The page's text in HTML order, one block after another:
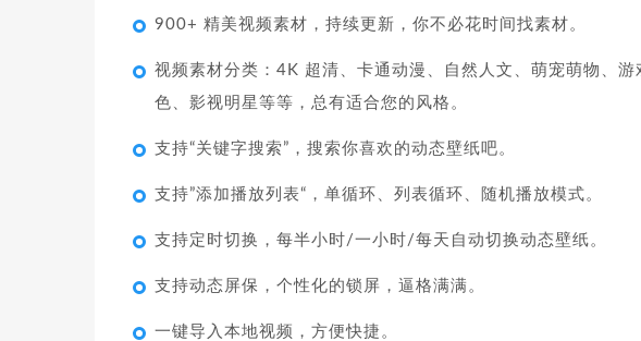
900+ 精美视频素材，持续更新，你不必花时间找素材。
视频素材分类：4K 超清、卡通动漫、自然人文、萌宠萌物、
色、影视明星等等，总有适合您的风格。
支持“关键字搜索”，搜索你喜欢的动态壁纸吧。
支持”添加播放列表“，单循环、列表循环、随机播放模式。
支持定时切换，每半小时/一小时/每天自动切换动态壁纸。
支持动态屏保，个性化的锁屏，逼格满满。
一键导入本地视频，方便快捷。